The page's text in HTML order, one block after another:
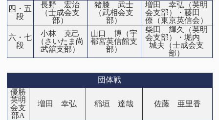
四・五
段
長野 宏治
（士成会支
部）
猪膝 武士
（武相会支
部）
増田 幸弘（英明
会支部）・藤田
僚（東京英信会）
六・七
段
小林 克己
（さいたま尚
武舘支部）
山口 博（宇
都宮英信館支
部）
柴田 輝久（英明
会支部）・堀内
城夫（士成会支
部）
団体戦
優勝
英明
会支
部A
増田 幸弘 稲垣 達哉 佐藤 亜里香